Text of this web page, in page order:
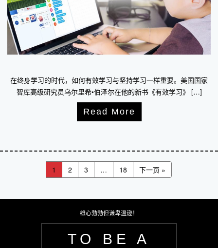
在终身学习的时代，如何有效学习与坚持学习一样重要。美国国家
智库高级研究员乌尔里希•伯泽尔在他的新书《有效学习》 […]
Read More
1 2 3 … 18 下一页 »
雄心勃勃但谦卑温逊！
TO BE A